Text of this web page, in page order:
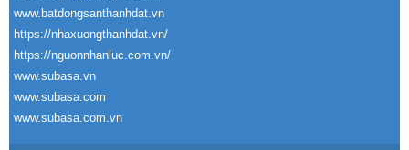
www.batdongsanthanhdat.vn
https://nhaxuongthanhdat.vn/
https://nguonnhanluc.com.vn/
www.subasa.vn
www.subasa.com
www.subasa.com.vn